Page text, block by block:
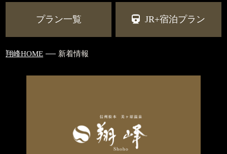
プラン一覧 JR+宿泊プラン
翔峰HOME 新着情報